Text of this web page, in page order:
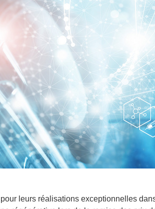
leurs réalisations exceptionnelles